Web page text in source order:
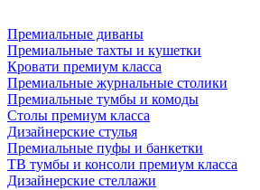
Премиальные диваны
Премиальные тахты и кушетки
Кровати премиум класса
Премиальные журнальные столики
Премиальные тумбы и комоды
Столы премиум класса
Дизайнерские стулья
Премиальные пуфы и банкетки
ТВ тумбы и консоли премиум класса
Дизайнерские стеллажи